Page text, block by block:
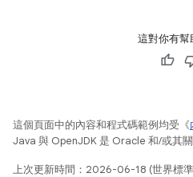
這對你有幫
這個頁面中的內容和程式碼範例均受《
Java 與 OpenJDK 是 Oracle 和/或其關
上次更新時間：2026-06-18 (世界標準